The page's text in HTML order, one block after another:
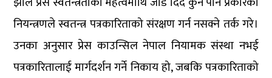
नियन्त्रणले स्वतन्त्र पत्रकारिताको संरक्षण गर्न नसक्ने तर्क गरे।
उनका अनुसार प्रेस काउन्सिल नेपाल नियामक संस्था नभई
पत्रकारितालाई मार्गदर्शन गर्ने निकाय हो, जबकि पत्रकारिताको